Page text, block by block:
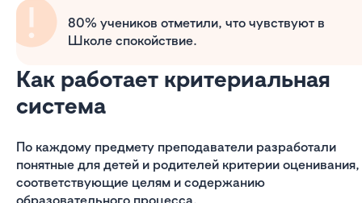
80% учеников отметили, что чувствуют в
Школе спокойствие.
Как работает критериальная
система
По каждому предмету преподаватели разработали
понятные для детей и родителей критерии оценивания,
соответствующие целям и содержанию